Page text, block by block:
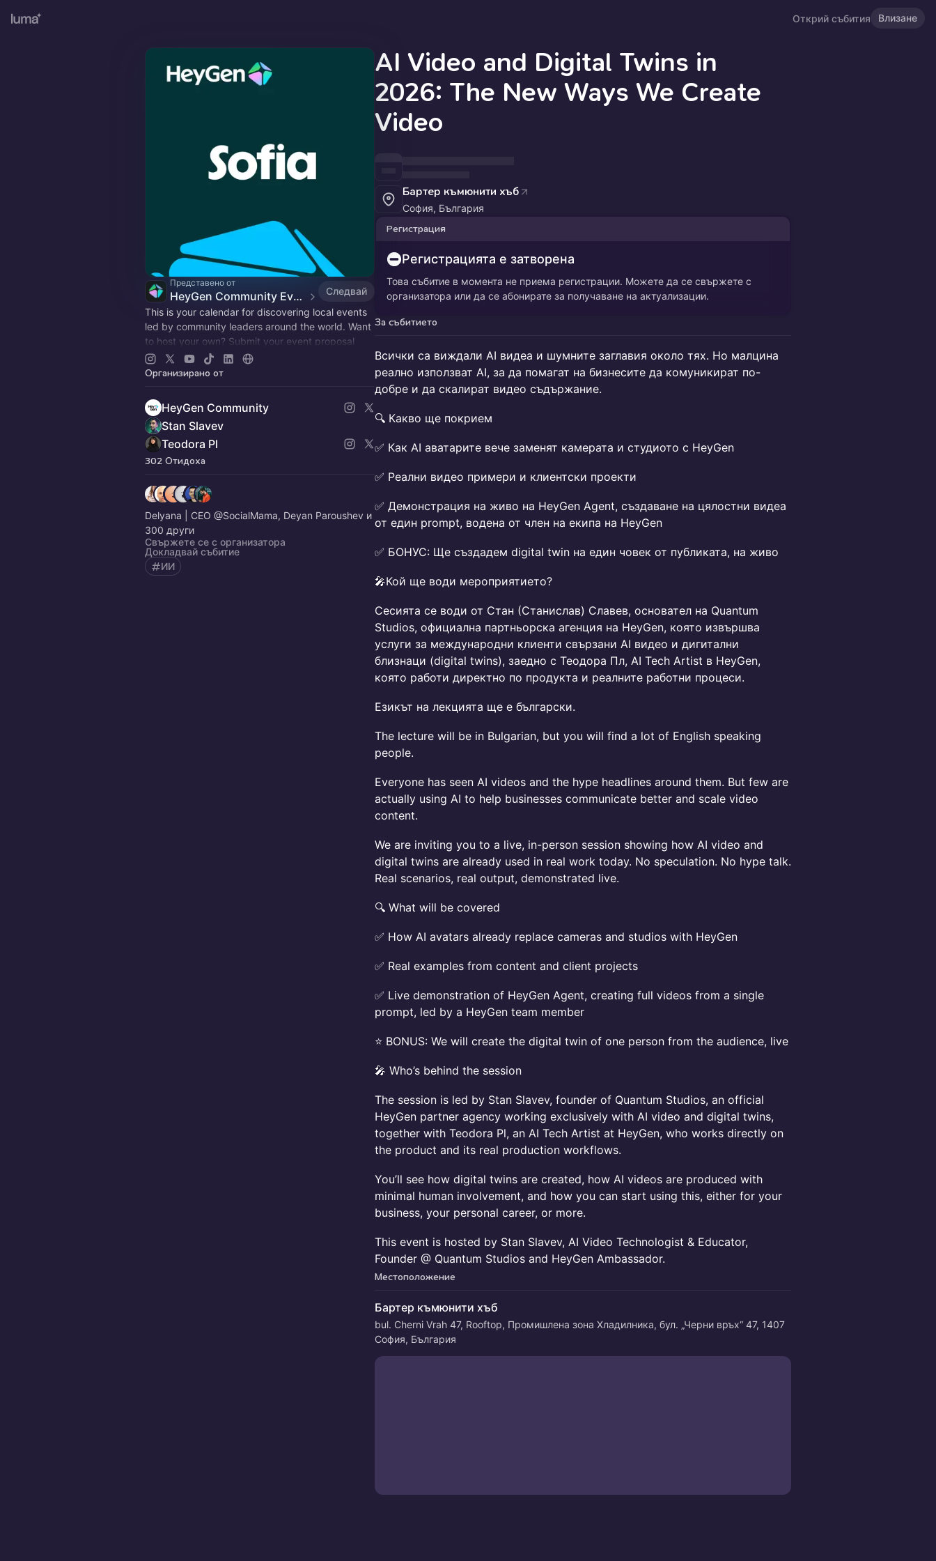
Открий събития Влизане
Представено от
HeyGen Community Events
Следвай
This is your calendar for discovering local events
led by community leaders around the world. Want
to host your own? Submit your event proposal
here:http://bit.ly/3LFYP9Y
Организирано от
HeyGen Community
Stan Slavev
Teodora Pl
302 Отидоха
Delyana | CEO @SocialMama, Deyan Paroushev и
300 други
Свържете се с организатора
Докладвай събитие
ИИ
AI Video and Digital Twins in
2026: The New Ways We Create
Video
Бартер къмюнити хъб
София, България
Регистрация
Регистрацията е затворена
Това събитие в момента не приема регистрации. Можете да се свържете с
организатора или да се абонирате за получаване на актуализации.
За събитието
Всички са виждали AI видеа и шумните заглавия около тях. Но малцина
реално използват AI, за да помагат на бизнесите да комуникират по-
добре и да скалират видео съдържание.
🔍 Какво ще покрием
✅ Как AI аватарите вече заменят камерата и студиото с HeyGen
✅ Реални видео примери и клиентски проекти
✅ Демонстрация на живо на HeyGen Agent, създаване на цялостни видеа
от един prompt, водена от член на екипа на HeyGen
✅ БОНУС: Ще създадем digital twin на един човек от публиката, на живо
🎤Кой ще води мероприятието?
Сесията се води от Стан (Станислав) Славев, основател на Quantum
Studios, официална партньорска агенция на HeyGen, която извършва
услуги за международни клиенти свързани AI видео и дигитални
близнаци (digital twins), заедно с Теодора Пл, AI Tech Artist в HeyGen,
която работи директно по продукта и реалните работни процеси.
Езикът на лекцията ще е български.
The lecture will be in Bulgarian, but you will find a lot of English speaking
people.
Everyone has seen AI videos and the hype headlines around them. But few are
actually using AI to help businesses communicate better and scale video
content.
We are inviting you to a live, in-person session showing how AI video and
digital twins are already used in real work today. No speculation. No hype talk.
Real scenarios, real output, demonstrated live.
🔍 What will be covered
✅ How AI avatars already replace cameras and studios with HeyGen
✅ Real examples from content and client projects
✅ Live demonstration of HeyGen Agent, creating full videos from a single
prompt, led by a HeyGen team member
⭐ BONUS: We will create the digital twin of one person from the audience, live
🎤 Who’s behind the session
The session is led by Stan Slavev, founder of Quantum Studios, an official
HeyGen partner agency working exclusively with AI video and digital twins,
together with Teodora Pl, an AI Tech Artist at HeyGen, who works directly on
the product and its real production workflows.
You’ll see how digital twins are created, how AI videos are produced with
minimal human involvement, and how you can start using this, either for your
business, your personal career, or more.
This event is hosted by Stan Slavev, AI Video Technologist & Educator,
Founder @ Quantum Studios and HeyGen Ambassador.
Местоположение
Бартер къмюнити хъб
bul. Cherni Vrah 47, Rooftop, Промишлена зона Хладилника, бул. „Черни връх“ 47, 1407
София, България